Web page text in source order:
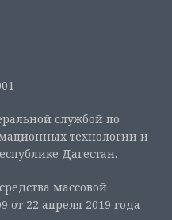
службой по
технологий и
Дагестан.
массовой
22 апреля 2019 года